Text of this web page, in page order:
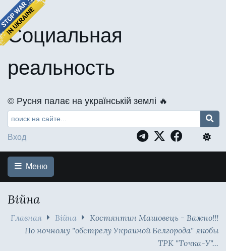
Социальная
реальность
©️ Русня палає на українській землі 🔥
Вход
Меню
Війна
Главная Війна
Костянтин Машовець - Важно!!!
По ночному "обстрелу Украиной Белгорода" якобы
ТРК "Точка-У"...